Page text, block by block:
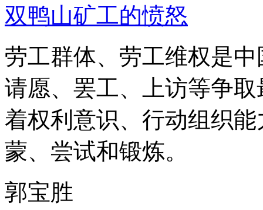
双鸭山矿工的愤怒
劳工群体、劳工维权是
请愿、罢工、上访等争
着权利意识、行动组织
蒙、尝试和锻炼。
郭宝胜